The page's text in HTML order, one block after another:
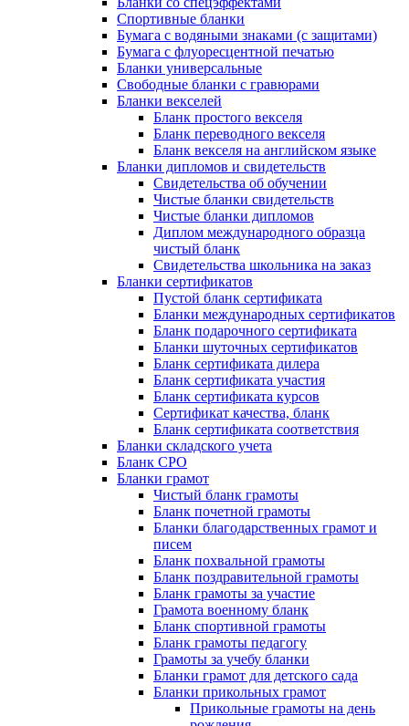
Спортивные бланки
Бумага с водяными знаками (с защитами)
Бумага с флуоресцентной печатью
Бланки универсальные
Свободные бланки с гравюрами
Бланки векселей
Бланк простого векселя
Бланк переводного векселя
Бланк векселя на английском языке
Бланки дипломов и свидетельств
Свидетельства об обучении
Чистые бланки свидетельств
Чистые бланки дипломов
Диплом международного образца
чистый бланк
Свидетельства школьника на заказ
Бланки сертификатов
Пустой бланк сертификата
Бланки международных сертификатов
Бланк подарочного сертификата
Бланки шуточных сертификатов
Бланк сертификата дилера
Бланк сертификата участия
Бланк сертификата курсов
Сертификат качества, бланк
Бланк сертификата соответствия
Бланки складского учета
Бланк СРО
Бланки грамот
Чистый бланк грамоты
Бланк почетной грамоты
Бланки благодарственных грамот и
писем
Бланк похвальной грамоты
Бланк поздравительной грамоты
Бланк грамоты за участие
Грамота военному бланк
Бланк спортивной грамоты
Бланк грамоты педагогу
Грамоты за учебу бланки
Бланки грамот для детского сада
Бланки прикольных грамот
Прикольные грамоты на день